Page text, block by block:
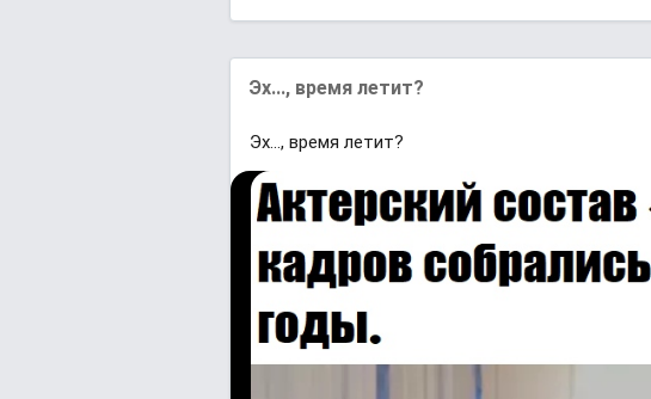
Эх..., время летит?
Эх..., время летит?